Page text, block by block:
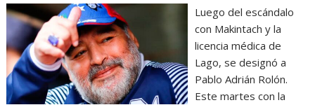
Luego del escándalo
con Makintach y la
licencia médica de
Lago, se designó a
Pablo Adrián Rolón.
Este martes con la